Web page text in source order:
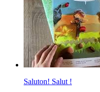
Saluton! Salut !